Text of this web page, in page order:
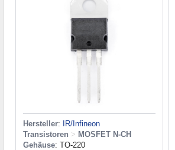
Hersteller:
IR/Infineon
Transistoren > MOSFET N-CH
Gehäuse: TO-220